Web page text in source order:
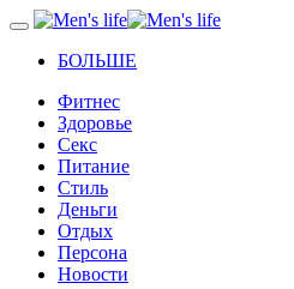
БОЛЬШЕ
Фитнес
Здоровье
Секс
Питание
Стиль
Деньги
Отдых
Персона
Новости